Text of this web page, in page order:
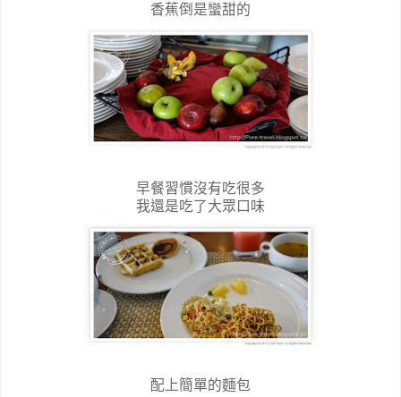
香蕉倒是蠻甜的
早餐習慣沒有吃很多
我還是吃了大眾口味
配上簡單的麵包